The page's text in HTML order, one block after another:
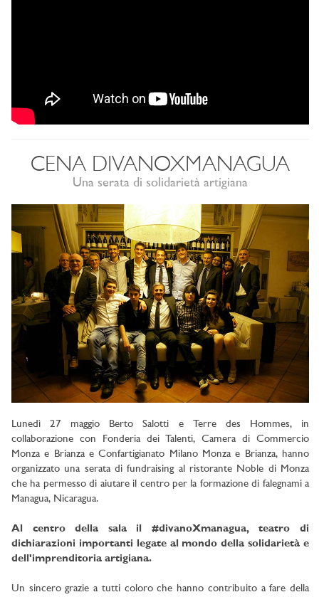
CENA DIVANOXMANAGUA
Una serata di solidarietà artigiana
Lunedì 27 maggio Berto Salotti e Terre des Hommes, in
collaborazione con Fonderia dei Talenti, Camera di Commercio
Monza e Brianza e Confartigianato Milano Monza e Brianza, hanno
organizzato una serata di fundraising al ristorante Noble di Monza
che ha permesso di aiutare il centro per la formazione di falegnami a
Managua, Nicaragua.
Al centro della sala il #divanoXmanagua, teatro di
dichiarazioni importanti legate al mondo della solidarietà e
dell'imprenditoria artigiana.
Un sincero grazie a tutti coloro che hanno contribuito a fare della